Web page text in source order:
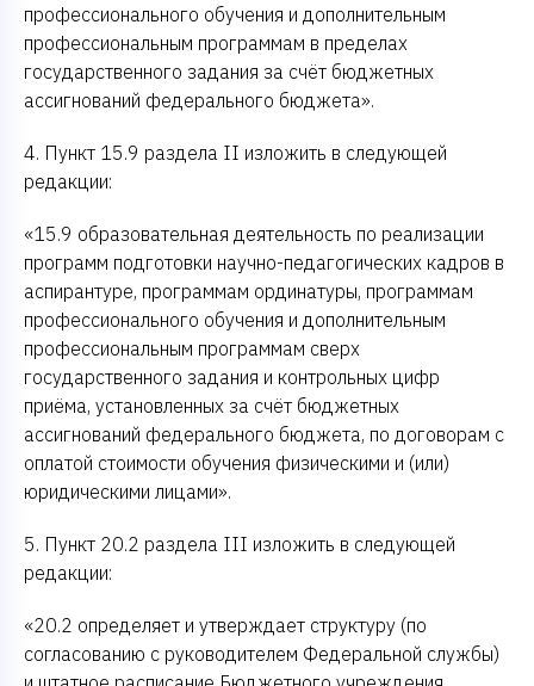
профессионального обучения и дополнительным
профессиональным программам в пределах
государственного задания за счёт бюджетных
ассигнований федерального бюджета».
4. Пункт 15.9 раздела II изложить в следующей
редакции:
«15.9 образовательная деятельность по реализации
программ подготовки научно-педагогических кадров в
аспирантуре, программам ординатуры, программам
профессионального обучения и дополнительным
профессиональным программам сверх
государственного задания и контрольных цифр
приёма, установленных за счёт бюджетных
ассигнований федерального бюджета, по договорам с
оплатой стоимости обучения физическими и (или)
юридическими лицами».
5. Пункт 20.2 раздела III изложить в следующей
редакции:
«20.2 определяет и утверждает структуру (по
согласованию с руководителем Федеральной службы)